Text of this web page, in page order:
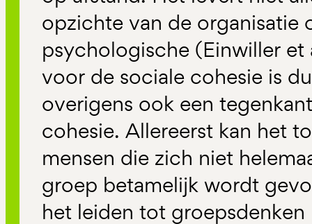
opzichte van de organisatie
psychologische (Einwiller
voor de sociale cohesie is
overigens ook een
cohesie. Allereerst kan het
mensen die zich niet
groep betamelijk wordt
het leiden tot groepsdenken